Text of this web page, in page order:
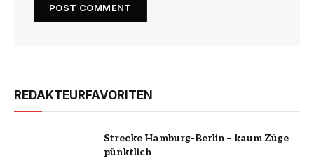
REDAKTEURFAVORITEN
Strecke Hamburg-Berlin – kaum Züge
pünktlich